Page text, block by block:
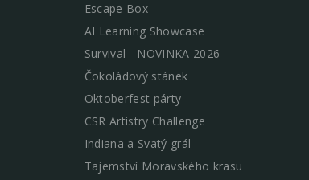
Escape Box
AI Learning Showcase
Survival - NOVINKA 2026
Čokoládový stánek
Oktoberfest párty
CSR Artistry Challenge
Indiana a Svatý grál
Tajemství Moravského krasu